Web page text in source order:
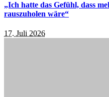
„Ich hatte das Gefühl, dass
rauszuholen wäre“
17. Juli 2026